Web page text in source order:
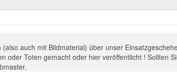
auch mit Bildmaterial) über unser
oder Toten gemacht oder hier veröffentlicht ! Sollten